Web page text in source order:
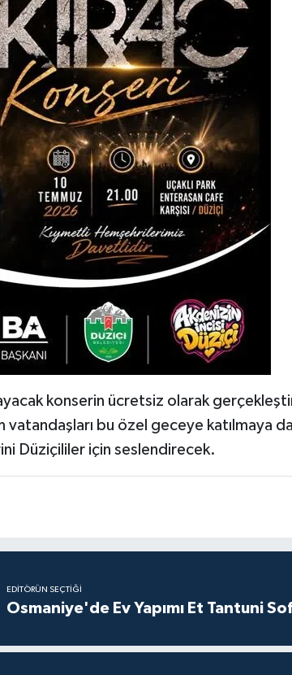
konserin ücretsiz olarak
vatandaşları bu özel geceye katılmaya
Düziçililer için seslendirecek.
EDITÖRÜN SEÇTIĞI
Osmaniye'de Ev Yapımı Et Tantuni